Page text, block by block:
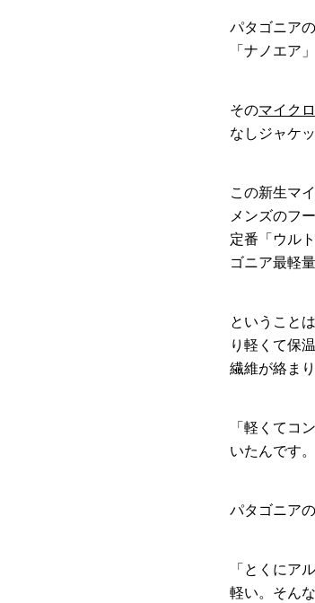
パタゴニア
「ナノエア
そのマイク
なしジャケ
この新生マ
メンズのフ
定番「ウル
ゴニア最軽
ということ
り軽くて保
繊維が絡ま
「軽くてコ
いたんです
パタゴニア
「とくにア
軽い。そん